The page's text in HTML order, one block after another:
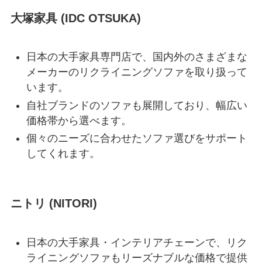
大塚家具 (IDC OTSUKA)
日本の大手家具専門店で、国内外のさまざまな
メーカーのリクライニングソファを取り扱って
います。
自社ブランドのソファも展開しており、幅広い
価格帯から選べます。
個々のニーズに合わせたソファ選びをサポート
してくれます。
ニトリ (NITORI)
日本の大手家具・インテリアチェーンで、リク
ライニングソファもリーズナブルな価格で提供